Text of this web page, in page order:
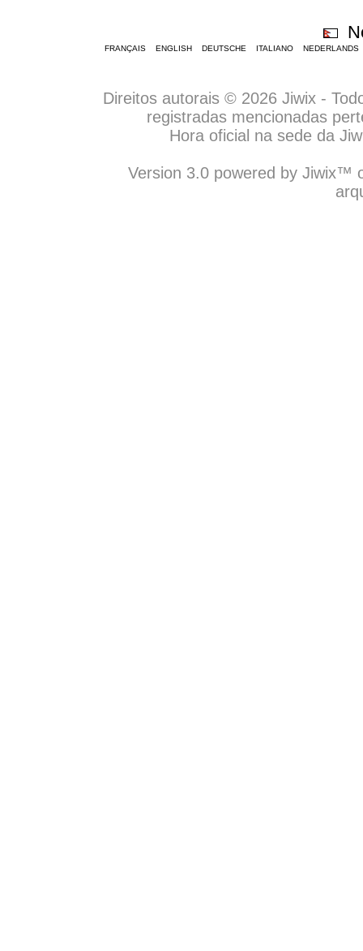
FRANÇAIS ENGLISH DEUTSCHE ITALIANO NEDERLANDS
Direitos autorais © 2026 Jiwix -
registradas mencionadas
Hora oficial na sede da
Version 3.0 powered by Jiwix™